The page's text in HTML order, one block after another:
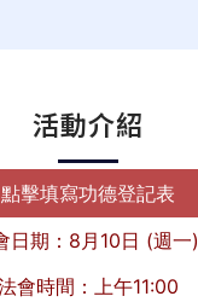
活動介紹
點擊填寫功德登記表
日期：8月10日 (週一)
會時間：上午11:00